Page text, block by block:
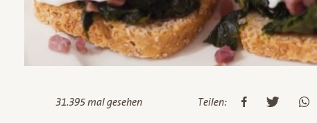
31.395 mal gesehen Teilen: